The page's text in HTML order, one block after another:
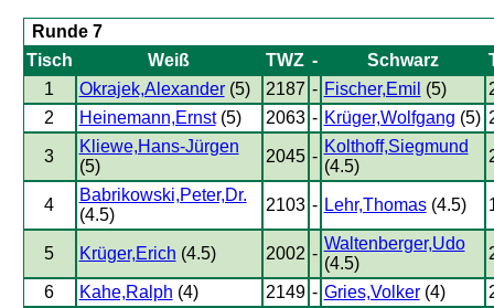
Runde 7
Tisch
Weiß TWZ - Schwarz
1
Okrajek,Alexander(5) 2187 - Fischer,Emil (5)
2
Heinemann,Ernst(5) 2063 - Krüger,Wolfgang (5)
3
Kliewe,Hans-Jürgen
(5)
2045 -
Kolthoff,Siegmund
(4.5)
4
Babrikowski,Peter,Dr.
(4.5)
2103 - Lehr,Thomas(4.5)
5 Krüger,Erich (4.5) 2002 -
Waltenberger,Udo
(4.5)
6 Kahe,Ralph (4) 2149 - Gries,Volker(4)